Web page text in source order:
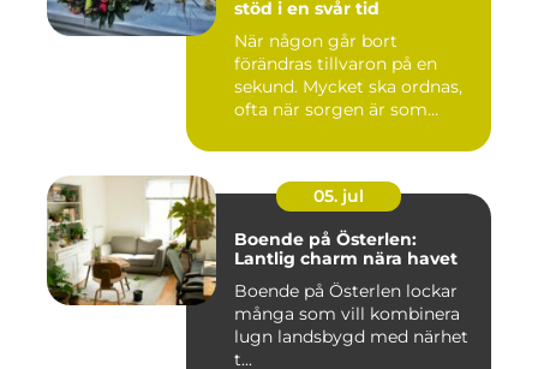
stöd i en svår tid
När någon går bort
förändras tillvaron på en
sekund. Mycket ska ordnas,
ofta när sorgen är som
05. jul
Boende på Österlen:
Lantlig charm nära havet
Boende på Österlen lockar
många som vill kombinera
lugn landsbygd med närhet
t...